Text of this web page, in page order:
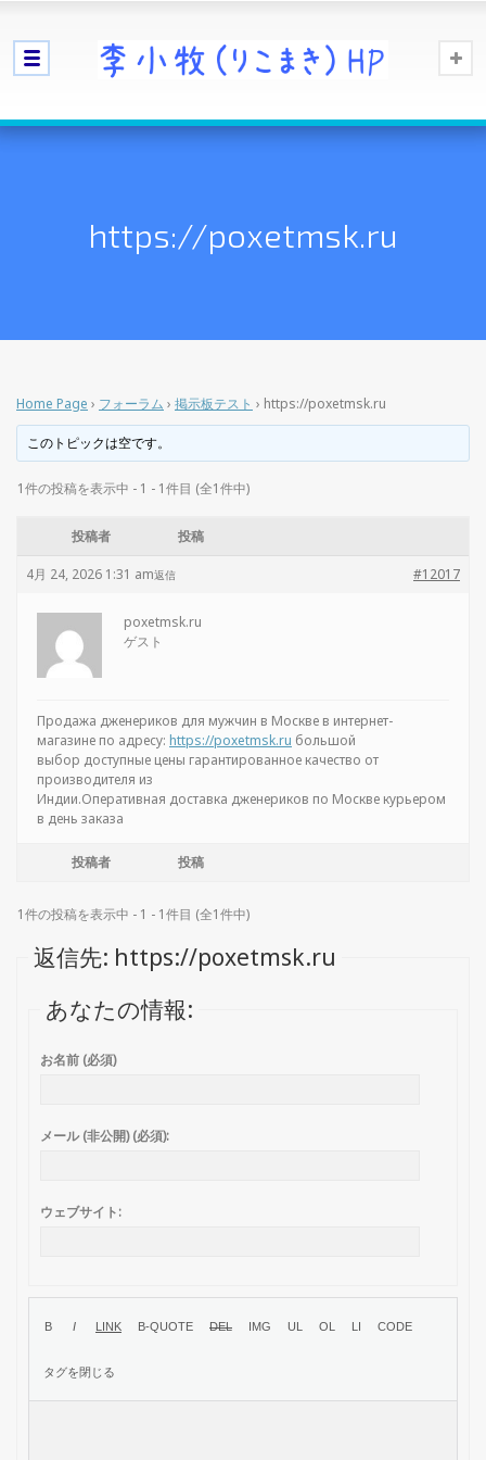
https://poxetmsk.ru
Home Page › フォーラム › 掲示板テスト › https://poxetmsk.ru
このトピックは空です。
1件の投稿を表示中 - 1 - 1件目 (全1件中)
投稿者 投稿
4月 24, 2026 1:31 am #12017
返信
poxetmsk.ru
ゲスト
Продажа дженериков для мужчин в Москве в интернет-
магазине по адресу: https://poxetmsk.ru большой
выбор доступные цены гарантированное качество от
производителя из
Индии.Оперативная доставка дженериков по Москве курьером
в день заказа
投稿者 投稿
1件の投稿を表示中 - 1 - 1件目 (全1件中)
返信先: https://poxetmsk.ru
あなたの情報:
お名前 (必須)
メール (非公開) (必須):
ウェブサイト: